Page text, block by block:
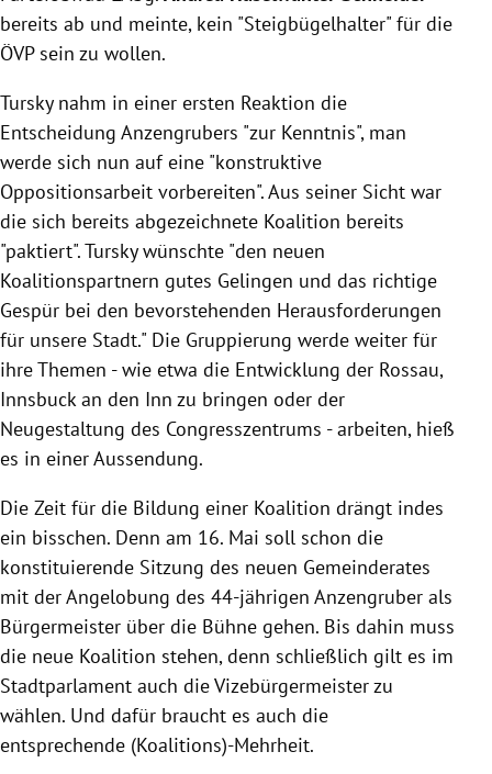
bereits ab und meinte, kein "Steigbügelhalter" für die
ÖVP sein zu wollen.
Tursky nahm in einer ersten Reaktion die
Entscheidung Anzengrubers "zur Kenntnis", man
werde sich nun auf eine "konstruktive
Oppositionsarbeit vorbereiten". Aus seiner Sicht war
die sich bereits abgezeichnete Koalition bereits
"paktiert". Tursky wünschte "den neuen
Koalitionspartnern gutes Gelingen und das richtige
Gespür bei den bevorstehenden Herausforderungen
für unsere Stadt." Die Gruppierung werde weiter für
ihre Themen - wie etwa die Entwicklung der Rossau,
Innsbuck an den Inn zu bringen oder der
Neugestaltung des Congresszentrums - arbeiten, hieß
es in einer Aussendung.
Die Zeit für die Bildung einer Koalition drängt indes
ein bisschen. Denn am 16. Mai soll schon die
konstituierende Sitzung des neuen Gemeinderates
mit der Angelobung des 44-jährigen Anzengruber als
Bürgermeister über die Bühne gehen. Bis dahin muss
die neue Koalition stehen, denn schließlich gilt es im
Stadtparlament auch die Vizebürgermeister zu
wählen. Und dafür braucht es auch die
entsprechende (Koalitions)-Mehrheit.